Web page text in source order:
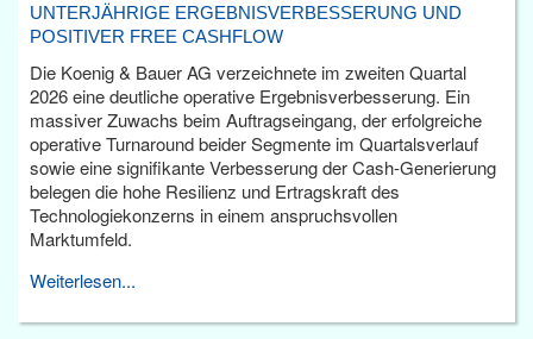
UNTERJÄHRIGE ERGEBNISVERBESSERUNG UND
POSITIVER FREE CASHFLOW
Die Koenig & Bauer AG verzeichnete im zweiten Quartal
2026 eine deutliche operative Ergebnisverbesserung. Ein
massiver Zuwachs beim Auftragseingang, der erfolgreiche
operative Turnaround beider Segmente im Quartalsverlauf
sowie eine signifikante Verbesserung der Cash-Generierung
belegen die hohe Resilienz und Ertragskraft des
Technologiekonzerns in einem anspruchsvollen
Marktumfeld.
Weiterlesen...